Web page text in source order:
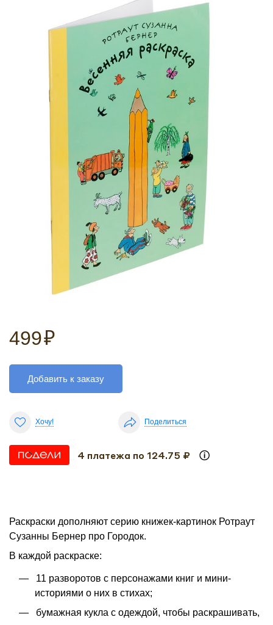
499₽
Добавить к заказу
Хочу! Поделиться
4 платежа по 124.75 ₽
Раскраски дополняют серию книжек-картинок Ротраут
Сузанны Бернер про Городок.
В каждой раскраске:
11 разворотов с персонажами книг и мини-
историями о них в стихах;
бумажная кукла с одеждой, чтобы раскрашивать,